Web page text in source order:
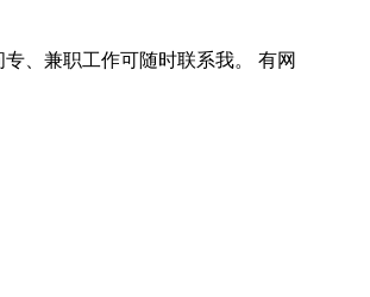
、兼职工作可随时联系我。 有网